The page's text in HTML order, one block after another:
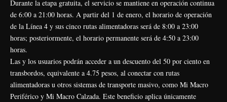
Durante la etapa gratuita, el servicio se mantiene en operación continua
de 6:00 a 21:00 horas. A partir del 1 de enero, el horario de operación
de la Línea 4 y sus cinco rutas alimentadoras será de 8:00 a 23:00
horas; posteriormente, el horario permanente será de 4:50 a 23:00
horas.
Las y los usuarios podrán acceder a un descuento del 50 por ciento en
transbordos, equivalente a 4.75 pesos, al conectar con rutas
alimentadoras u otros sistemas de transporte masivo, como Mi Macro
Periférico y Mi Macro Calzada. Este beneficio aplica únicamente